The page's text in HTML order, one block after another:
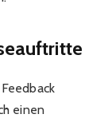
einen